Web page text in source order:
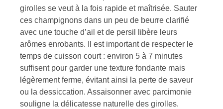
girolles se veut à la fois rapide et maîtrisée. Sauter
ces champignons dans un peu de beurre clarifié
avec une touche d’ail et de persil libère leurs
arômes enrobants. Il est important de respecter le
temps de cuisson court : environ 5 à 7 minutes
suffisent pour garder une texture fondante mais
légèrement ferme, évitant ainsi la perte de saveur
ou la dessiccation. Assaisonner avec parcimonie
souligne la délicatesse naturelle des girolles.